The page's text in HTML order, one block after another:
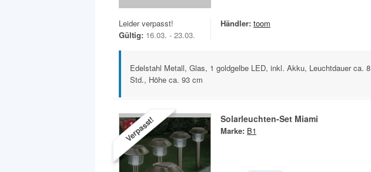
Leider verpasst!
Gültig: 16.03. - 23.03.
Händler: toom
Edelstahl Metall, Glas, 1 goldgelbe LED, inkl. Akku, Leuchtdauer ca. 8
Std., Höhe ca. 93 cm
Verpasst! Solarleuchten-Set Miami
Marke: B1